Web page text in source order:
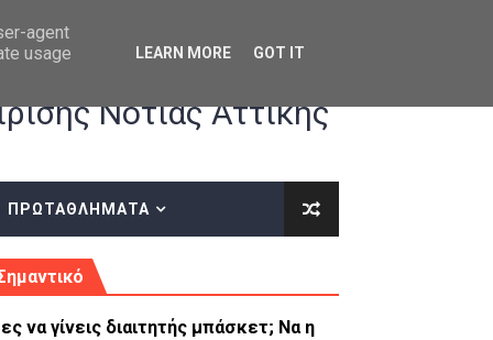
οδηγίες επί του ΚΑΝΟΝΙΣΜΟΥ ΕΓΓΡΑΦΩΝ-ΜΕΤΑΓΡΑΦΩΝ ΤΗΣ
Νότιας Αττικής
ΠΡΩΤΑΘΛΗΜΑΤΑ
να γίνεις διαιτητής μπάσκετ; Να η
agent
usage
LEARN MORE GOT IT